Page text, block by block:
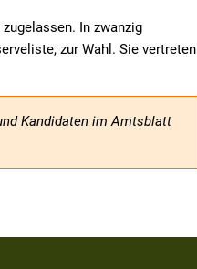
In zwanzig
zur Wahl. Sie vertreten
Kandidaten im Amtsblatt